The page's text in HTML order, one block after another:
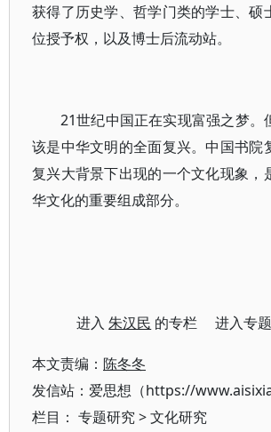
获得了历史学、哲学门类的学士、硕
位授予权，以及博士后流动站。
21世纪中国正在实现富强之梦。
该是中华文明的全面复兴。中国书院
复兴大背景下出现的一个文化现象，
华文化的重要组成部分。
进入朱汉民 的专栏 进入专
本文责编： 陈冬冬
发信站：爱思想（https://
栏目： 专题研究>文化研究